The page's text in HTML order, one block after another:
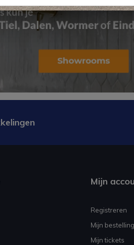
Mijn
Registreren
Mijn
Mijn tickets